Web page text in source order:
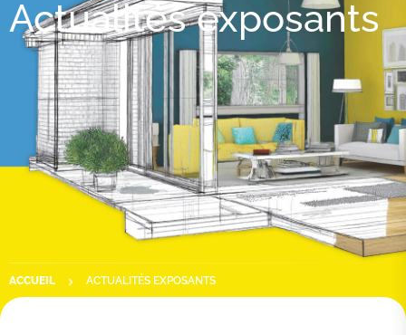
Actualités exposants
ACCUEIL ACTUALITÉS EXPOSANTS